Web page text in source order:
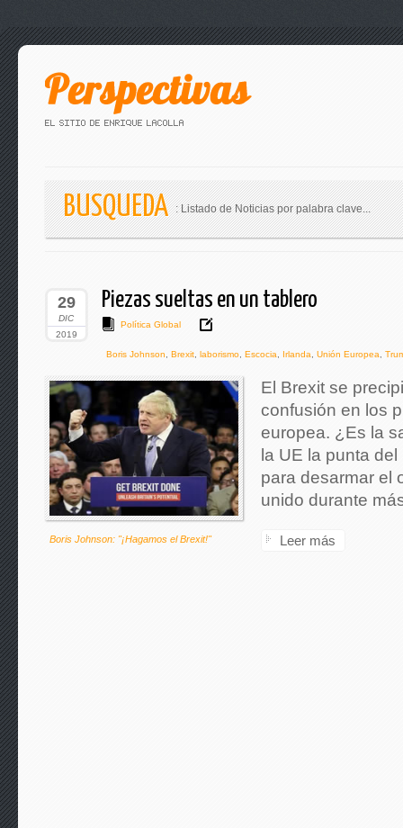
BUSQUEDA : Listado de Noticias por palabra clave...
29
DIC
2019
Piezas sueltas en un tablero
Política Global
Boris Johnson Brexit laborismo Escocia Irlanda Unión Europea
Boris Johnson: "¡Hagamos el Brexit!"
El Brexit se
confusión en los
europea. ¿Es la
la UE la punta
para desarmar el
unido durante
Leer más